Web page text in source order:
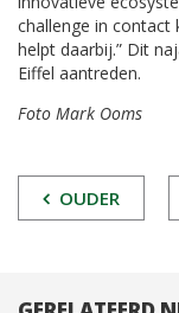
challenge in contact
helpt daarbij.” Dit
Eiffel aantreden.
Foto Mark Ooms
POST
OUDER